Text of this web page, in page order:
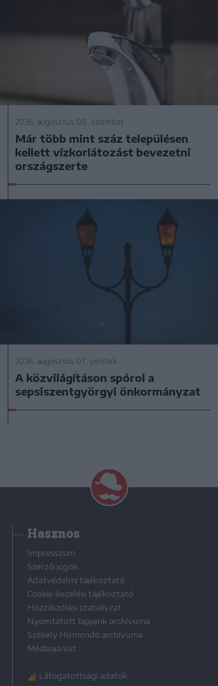
2026. augusztus 08., szombat
Már több mint száz településen
kellett vízkorlátozást bevezetni
országszerte
2026. augusztus 07., péntek
A közvilágításon spórol a
sepsiszentgyörgyi önkormányzat
Hasznos
Impresszum
Szerzői jogok
Adatvédelmi tájékoztató
Cookie-kezelési tájékoztató
Hozzászólási szabályzat
Nyomtatott lapjaink archívuma
Székely Hírmondó archívuma
Médiaajánlat
Látogatottsági adatok